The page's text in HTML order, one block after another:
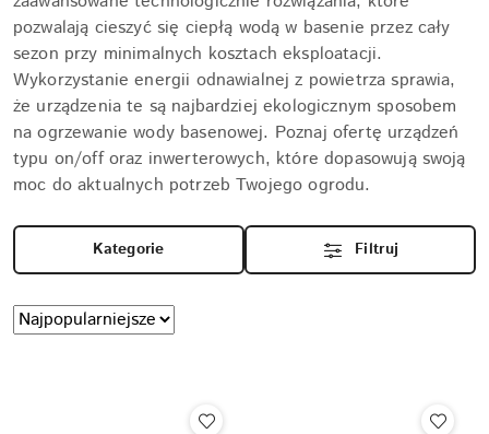
pozwalają cieszyć się ciepłą wodą w basenie przez cały
sezon przy minimalnych kosztach eksploatacji.
Wykorzystanie energii odnawialnej z powietrza sprawia,
że urządzenia te są najbardziej ekologicznym sposobem
na ogrzewanie wody basenowej. Poznaj ofertę urządzeń
typu on/off oraz inwerterowych, które dopasowują swoją
moc do aktualnych potrzeb Twojego ogrodu.
Kategorie Filtruj
Zastosowano
sortowanie:
Sortuj
według